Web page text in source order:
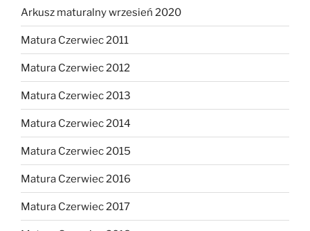
Arkusz maturalny wrzesień 2020
Matura Czerwiec 2011
Matura Czerwiec 2012
Matura Czerwiec 2013
Matura Czerwiec 2014
Matura Czerwiec 2015
Matura Czerwiec 2016
Matura Czerwiec 2017